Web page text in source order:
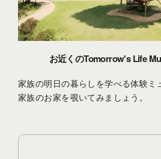
お近くのTomorrow's Life
家族の明日の暮らしを学べる体験ミ
家族のお家を覗いてみましょう。